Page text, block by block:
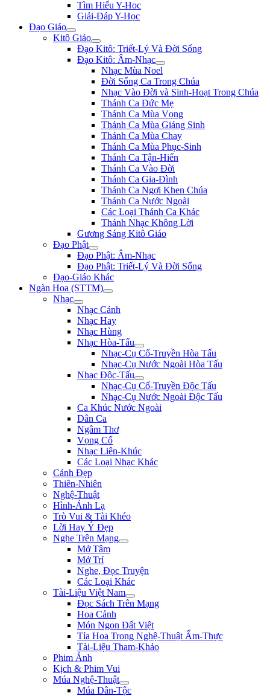
Tìm Hiểu Y-Hoc
Giải-Đáp Y-Học
Đạo Giáo
Kitô Giáo
Đạo Kitô: Triết-Lý Và Đời Sống
Đạo Kitô: Âm-Nhạc
Nhạc Mùa Noel
Đời Sống Ca Trong Chúa
Nhạc Vào Đời và Sinh-Hoạt Trong Chúa
Thánh Ca Đức Mẹ
Thánh Ca Mùa Vọng
Thánh Ca Mùa Giáng Sinh
Thánh Ca Mùa Chay
Thánh Ca Mùa Phục-Sinh
Thánh Ca Tận-Hiến
Thánh Ca Vào Đời
Thánh Ca Gia-Đình
Thánh Ca Ngợi Khen Chúa
Thánh Ca Nước Ngoài
Các Loại Thánh Ca Khác
Thánh Nhạc Không Lời
Gương Sáng Kitô Giáo
Đạo Phật
Đạo Phật: Âm-Nhạc
Đạo Phật: Triết-Lý Và Đời Sống
Đạo-Giáo Khác
Ngàn Hoa (STTM)
Nhạc
Nhạc Cảnh
Nhạc Hay
Nhạc Hùng
Nhạc Hòa-Tấu
Nhạc-Cụ Cổ-Truyền Hòa Tấu
Nhạc-Cụ Nước Ngoài Hòa Tấu
Nhạc Độc-Tấu
Nhạc-Cụ Cổ-Truyền Độc Tấu
Nhạc-Cụ Nước Ngoài Độc Tấu
Ca Khúc Nước Ngoài
Dân Ca
Ngâm Thơ
Vọng Cổ
Nhạc Liên-Khúc
Các Loại Nhạc Khác
Cảnh Đẹp
Thiên-Nhiên
Nghệ-Thuật
Hình-Ảnh Lạ
Trò Vui & Tài Khéo
Lời Hay Ý Đẹp
Nghe Trên Mạng
Mở Tâm
Mở Trí
Nghe, Đọc Truyện
Các Loại Khác
Tài-Liệu Việt Nam
Đọc Sách Trên Mạng
Hoa Cảnh
Món Ngon Đất Việt
Tỉa Hoa Trong Nghệ-Thuật Ẩm-Thực
Tài-Liệu Tham-Khảo
Phim Ảnh
Kịch & Phim Vui
Múa Nghệ-Thuật
Múa Dân-Tộc